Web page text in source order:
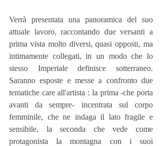
Verrà presentata una panoramica del suo
attuale lavoro, raccontando due versanti a
prima vista molto diversi, quasi opposti, ma
intimamente collegati, in un modo che lo
stesso Imperiale definisce sotterraneo.
Saranno esposte e messe a confronto due
tematiche care all'artista : la prima -che porta
avanti da sempre- incentrata sul corpo
femminile, che ne indaga il lato fragile e
sensibile, la seconda che vede come
protagonista la montagna con i suoi